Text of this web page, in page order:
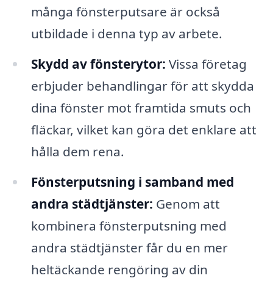
många fönsterputsare är också
utbildade i denna typ av arbete.
Skydd av fönsterytor: Vissa företag
erbjuder behandlingar för att skydda
dina fönster mot framtida smuts och
fläckar, vilket kan göra det enklare att
hålla dem rena.
Fönsterputsning i samband med
andra städtjänster: Genom att
kombinera fönsterputsning med
andra städtjänster får du en mer
heltäckande rengöring av din